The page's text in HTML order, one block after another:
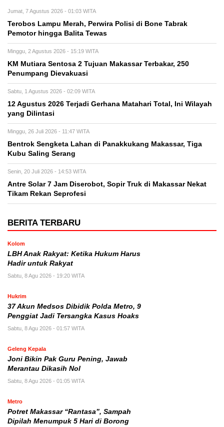
Jumat, 7 Agustus 2026 - 01:03 WITA
Terobos Lampu Merah, Perwira Polisi di Bone Tabrak
Pemotor hingga Balita Tewas
Minggu, 2 Agustus 2026 - 15:19 WITA
KM Mutiara Sentosa 2 Tujuan Makassar Terbakar, 250
Penumpang Dievakuasi
Sabtu, 1 Agustus 2026 - 02:09 WITA
12 Agustus 2026 Terjadi Gerhana Matahari Total, Ini Wilayah
yang Dilintasi
Minggu, 26 Juli 2026 - 11:47 WITA
Bentrok Sengketa Lahan di Panakkukang Makassar, Tiga
Kubu Saling Serang
Senin, 20 Juli 2026 - 14:53 WITA
Antre Solar 7 Jam Diserobot, Sopir Truk di Makassar Nekat
Tikam Rekan Seprofesi
BERITA TERBARU
Kolom
LBH Anak Rakyat: Ketika Hukum Harus
Hadir untuk Rakyat
Sabtu, 8 Agu 2026 - 19:20 WITA
Hukrim
37 Akun Medsos Dibidik Polda Metro, 9
Penggiat Jadi Tersangka Kasus Hoaks
Sabtu, 8 Agu 2026 - 01:57 WITA
Geleng Kepala
Joni Bikin Pak Guru Pening, Jawab
Merantau Dikasih Nol
Sabtu, 8 Agu 2026 - 01:05 WITA
Metro
Potret Makassar “Rantasa”, Sampah
Dipilah Menumpuk 5 Hari di Borong